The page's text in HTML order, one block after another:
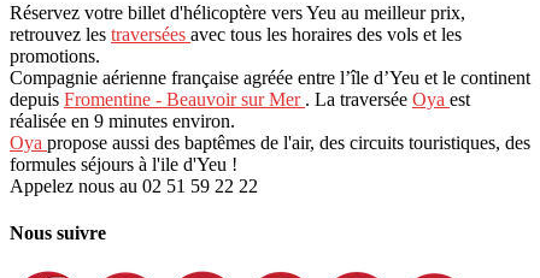
Réservez votre billet d'hélicoptère vers Yeu au meilleur prix,
retrouvez les traversées avec tous les horaires des vols et les
promotions.
Compagnie aérienne française agréée entre l’île d’Yeu et le continent
depuis Fromentine - Beauvoir sur Mer . La traversée Oya est
réalisée en 9 minutes environ.
Oya propose aussi des baptêmes de l'air, des circuits touristiques, des
formules séjours à l'ile d'Yeu !
Appelez nous au 02 51 59 22 22
Nous suivre